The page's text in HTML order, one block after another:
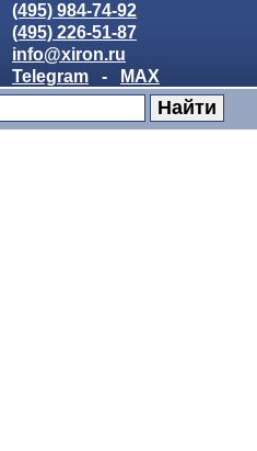
(495) 984-74-92
(495) 226-51-87
info@xiron.ru
Telegram
- MAX